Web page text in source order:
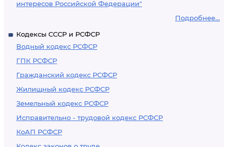
интересов Российской Федерации"
Подробнее...
Кодексы СССР и РСФСР
Водный кодекс РСФСР
ГПК РСФСР
Гражданский кодекс РСФСР
Жилищный кодекс РСФСР
Земельный кодекс РСФСР
Исправительно - трудовой кодекс РСФСР
КоАП РСФСР